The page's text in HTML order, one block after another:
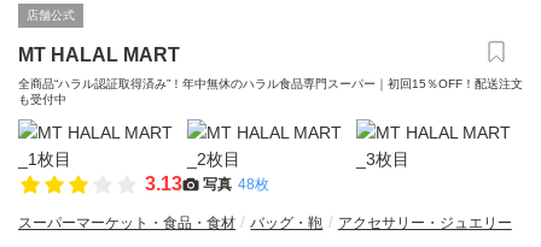
店舗公式
MT HALAL MART
全商品“ハラル認証取得済み”！年中無休のハラル食品専門スーパー｜初回15％OFF！配送注文
も受付中
3.13 写真 48枚
スーパーマーケット・食品・食材 バッグ・鞄 アクセサリー・ジュエリー